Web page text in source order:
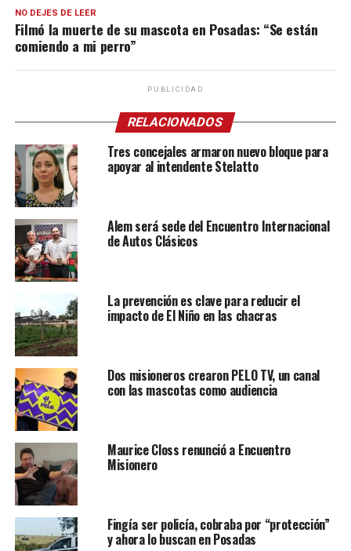
NO DEJES DE LEER
Filmó la muerte de su mascota en Posadas: “Se están
comiendo a mi perro”
PUBLICIDAD
RELACIONADOS
Tres concejales armaron nuevo bloque para
apoyar al intendente Stelatto
Alem será sede del Encuentro Internacional
de Autos Clásicos
La prevención es clave para reducir el
impacto de El Niño en las chacras
Dos misioneros crearon PELO TV, un canal
con las mascotas como audiencia
Maurice Closs renunció a Encuentro
Misionero
Fingía ser policía, cobraba por “protección”
y ahora lo buscan en Posadas